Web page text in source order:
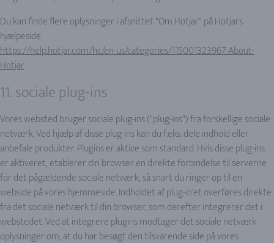
Du kan finde flere oplysninger i afsnittet "Om Hotjar" på Hotjars
hjælpeside.
https://help.hotjar.com/hc/en-us/categories/115001323967-About-
Hotjar
11. sociale plug-ins
Vores websted bruger sociale plug-ins ("plug-ins") fra forskellige sociale
netværk. Ved hjælp af disse plug-ins kan du f.eks. dele indhold eller
anbefale produkter. Plugins er aktive som standard. Hvis disse plug-ins
er aktiveret, etablerer din browser en direkte forbindelse til serverne
for det pågældende sociale netværk, så snart du ringer op til en
webside på vores hjemmeside. Indholdet af plug-in'et overføres direkte
fra det sociale netværk til din browser, som derefter integrerer det i
webstedet. Ved at integrere plugins modtager det sociale netværk
oplysninger om, at du har besøgt den tilsvarende side på vores